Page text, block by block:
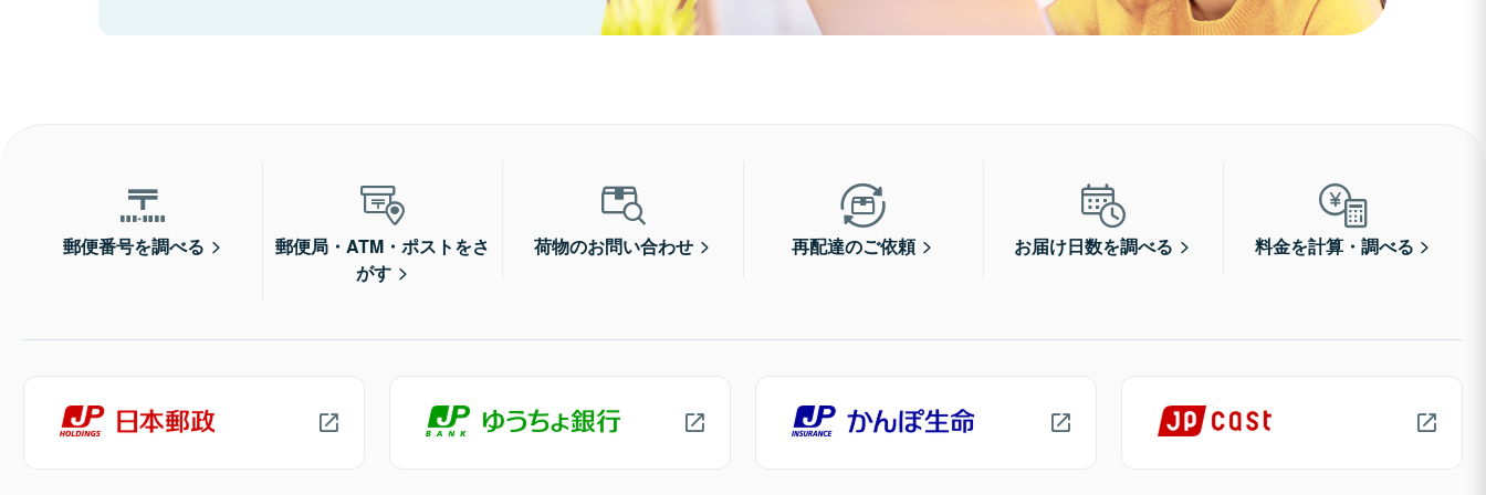
郵便番号を調べる
郵便局・ATM・ポストをさ
がす
荷物のお問い合わせ 再配達のご依頼 お届け日数を調べる 料金を計算・調べる